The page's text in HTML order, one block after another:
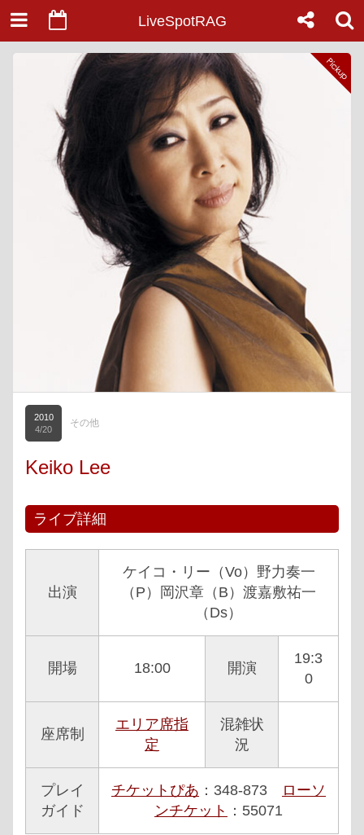
LiveSpotRAG
2010
4/20
その他
Keiko Lee
ライブ詳細
出演
ケイコ・リー（Vo）野力奏一
（P）岡沢章（B）渡嘉敷祐一
（Ds）
開場 18:00 開演
19:3
0
座席制
エリア席指
定
混雑状
況
プレイ
ガイド
チケットぴあ ：348-873
ローソ
ンチケット ：55071